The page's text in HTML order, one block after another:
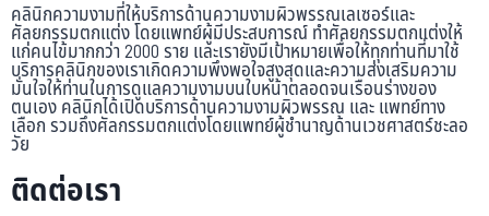
คลินิกความงามที่ให้บริการด้านความงามผิวพรรณเลเซอร์และ
ศัลยกรรมตกแต่ง โดยแพทย์ผู้มีประสบการณ์ ทำศัลยกรรมตกแต่งให้
แก่คนไข้มากกว่า 2000 ราย และเรายังมีเป้าหมายเพื่อให้ทุกท่านที่มาใช้
บริการคลินิกของเราเกิดความพึงพอใจสูงสุดและความส่งเสริมความ
มั่นใจให้ท่านในการดูแลความงามบนใบหน้าตลอดจนเรือนร่างของ
ตนเอง คลินิกได้เปิดบริการด้านความงามผิวพรรณ และ แพทย์ทาง
เลือก รวมถึงศัลกรรมตกแต่งโดยแพทย์ผู้ชำนาญด้านเวชศาสตร์ชะลอ
วัย
ติดต่อเรา